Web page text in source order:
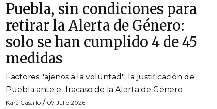
Puebla, sin condiciones para
retirar la Alerta de Género:
solo se han cumplido 4 de 45
medidas
Factores "ajenos a la voluntad": la justificación de
Puebla ante el fracaso de la Alerta de Género
Kara Castillo / 07 Julio 2026